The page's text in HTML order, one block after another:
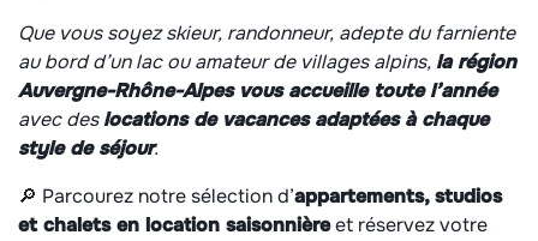
Que vous soyez skieur, randonneur, adepte du farniente
au bord d’un lac ou amateur de villages alpins, la région
Auvergne-Rhône-Alpes vous accueille toute l’année
avec deslocations de vacances adaptées à chaque
style de séjour.
🔎 Parcourez notre sélection d’appartements, studios
et chalets en location saisonnièreet réservez votre